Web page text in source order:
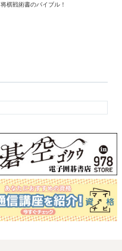
将棋戦術書のバイブル！